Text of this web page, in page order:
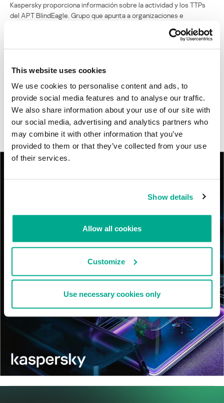
This website uses cookies
We use cookies to personalise content and ads, to
provide social media features and to analyse our traffic.
We also share information about your use of our site with
our social media, advertising and analytics partners who
may combine it with other information that you’ve
provided to them or that they’ve collected from your use
of their services.
Show details
Allow all cookies
Customize
Use necessary cookies only
Kaspersky proporciona información sobre la actividad y los TTPs
del APT BlindEagle. Grupo que apunta a organizaciones e
APT asiáticos modernos
MosaicRegressor: acechando en las sombras de UEFI
RevengeHotels: cibercrimen dirigido a recepciones de hotel
en todo el mundo